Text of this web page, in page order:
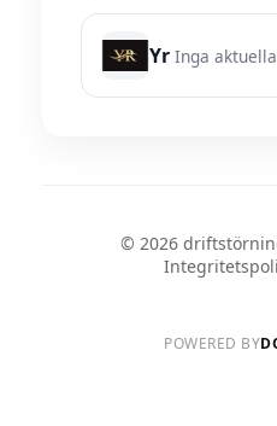
Yr Inga
© 2026
POWERED BY